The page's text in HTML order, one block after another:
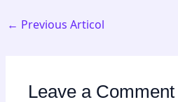
← Previous Articol
Leave a Comment